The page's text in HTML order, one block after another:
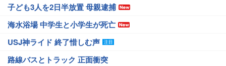
子ども3人を2日半放置 母親逮捕
海水浴場 中学生と小学生が死亡
USJ神ライド 終了惜しむ声
路線バスとトラック 正面衝突